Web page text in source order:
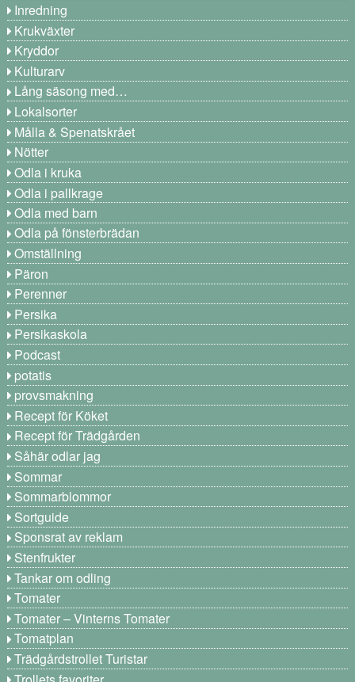
Inredning
Krukväxter
Kryddor
Kulturarv
Lång säsong med…
Lokalsorter
Målla & Spenatskrået
Nötter
Odla i kruka
Odla i pallkrage
Odla med barn
Odla på fönsterbrädan
Omställning
Päron
Perenner
Persika
Persikaskola
Podcast
potatis
provsmakning
Recept för Köket
Recept för Trädgården
Såhär odlar jag
Sommar
Sommarblommor
Sortguide
Sponsrat av reklam
Stenfrukter
Tankar om odling
Tomater
Tomater – Vinterns Tomater
Tomatplan
Trädgårdstrollet Turistar